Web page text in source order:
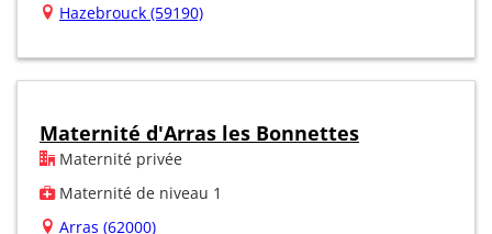
Hazebrouck (59190)
Maternité d'Arras les Bonnettes
Maternité privée
Maternité de niveau 1
Arras (62000)